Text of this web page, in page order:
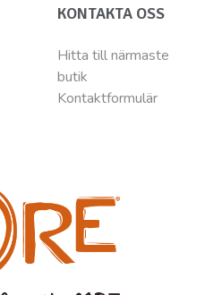
KONTAKTA OSS
Hitta till närmaste
butik
Kontaktformulär